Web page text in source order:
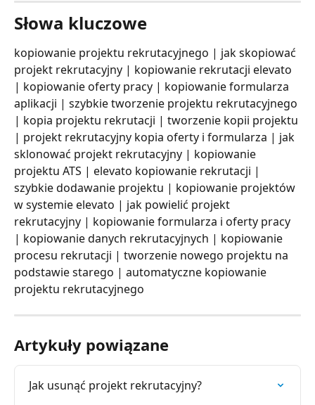
Słowa kluczowe
kopiowanie projektu rekrutacyjnego | jak skopiować
projekt rekrutacyjny | kopiowanie rekrutacji elevato
| kopiowanie oferty pracy | kopiowanie formularza
aplikacji | szybkie tworzenie projektu rekrutacyjnego
| kopia projektu rekrutacji | tworzenie kopii projektu
| projekt rekrutacyjny kopia oferty i formularza | jak
sklonować projekt rekrutacyjny | kopiowanie
projektu ATS | elevato kopiowanie rekrutacji |
szybkie dodawanie projektu | kopiowanie projektów
w systemie elevato | jak powielić projekt
rekrutacyjny | kopiowanie formularza i oferty pracy
| kopiowanie danych rekrutacyjnych | kopiowanie
procesu rekrutacji | tworzenie nowego projektu na
podstawie starego | automatyczne kopiowanie
projektu rekrutacyjnego
Artykuły powiązane
Jak usunąć projekt rekrutacyjny?